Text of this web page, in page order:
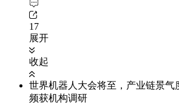
17
展开
收起
世界机器人大会将至，产业链景气
频获机构调研